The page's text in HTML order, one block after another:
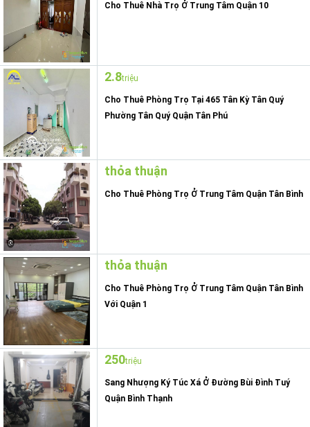
Cho Thuê Nhà Trọ Ở Trung Tâm Quận 10
2.8triệu
Cho Thuê Phòng Trọ Tại 465 Tân Kỳ Tân Quý
Phường Tân Quý Quận Tân Phú
thỏa thuận
Cho Thuê Phòng Trọ Ở Trung Tâm Quận Tân Bình
thỏa thuận
Cho Thuê Phòng Trọ Ở Trung Tâm Quận Tân Bình
Với Quận 1
250triệu
Sang Nhượng Ký Túc Xá Ở Đường Bùi Đình Tuý
Quận Bình Thạnh